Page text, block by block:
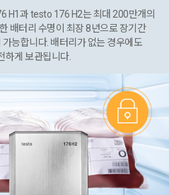
H1과 testo 176 H2는 최대 200만개의
배터리 수명이 최장 8년으로 장기간
능합니다. 배터리가 없는 경우에도
하게 보관됩니다.